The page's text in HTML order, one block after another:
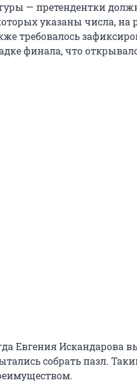
— претендентки
указаны числа, на
требовалось
финала, что
Евгения Искандарова
собрать пазл.